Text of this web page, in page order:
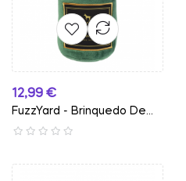
Preço
12,99 €
FuzzYard - Brinquedo De...